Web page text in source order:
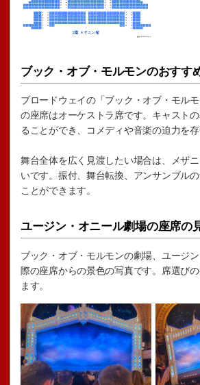
ブック・オブ・モルモンのおすす
ブロードウェイの「ブック・オブ・モル
の座席はオーケストラ席です。キャスト
ることができ、コメディや音楽の迫力を存
舞台全体を広く見渡したい場合は、メザ
いです。振付、舞台転換、アンサンブル
ことができます。
ユージン・オニール劇場の座席の
ブック・オブ・モルモンの劇場、ユージ
際の座席からの景色の写真です。席選び
ます。